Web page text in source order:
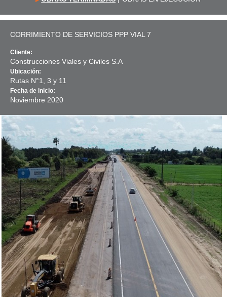
CORRIMIENTO DE SERVICIOS PPP VIAL 7
Cliente:
Construcciones Viales y Civiles S.A
Ubicación:
Rutas N°1, 3 y 11
Fecha de inicio:
Noviembre 2020